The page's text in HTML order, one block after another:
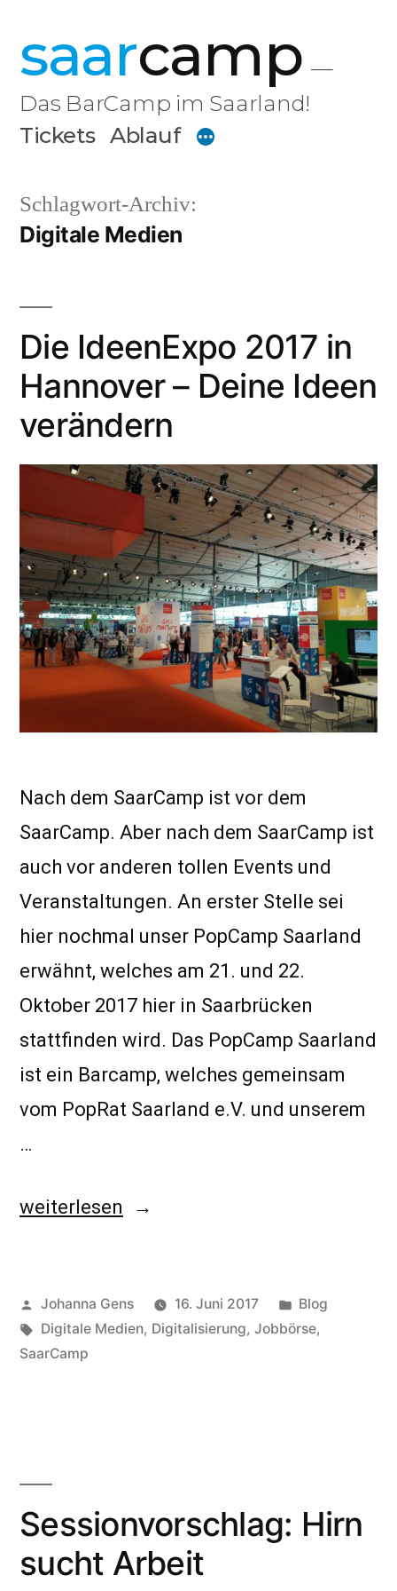
Inhaltsaarcamp
Das BarCamp im Saarland!
Tickets Ablauf
Schlagwort-Archiv:
Digitale Medien
Die IdeenExpo 2017 in
Hannover – Deine Ideen
verändern
Nach dem SaarCamp ist vor dem
SaarCamp. Aber nach dem SaarCamp ist
auch vor anderen tollen Events und
Veranstaltungen. An erster Stelle sei
hier nochmal unser PopCamp Saarland
erwähnt, welches am 21. und 22.
Oktober 2017 hier in Saarbrücken
stattfinden wird. Das PopCamp Saarland
ist ein Barcamp, welches gemeinsam
vom PopRat Saarland e.V. und unserem
…
„Die
in
Hannover
verändern“
weiterlesen
Veröffentlicht
von
Johanna Gens 16. Juni 2017
Veröffentlicht
unter
Blog
Schlagwörter:
Digitale Medien, Digitalisierung, Jobbörse,
SaarCamp
Sessionvorschlag: Hirn
sucht Arbeit